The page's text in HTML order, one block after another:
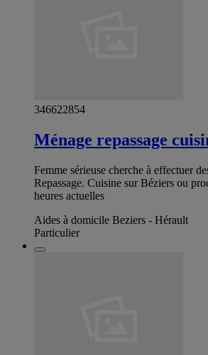
346622854
Ménage repassage
Femme sérieuse cherche à effectuer
Repassage. Cuisine sur Béziers ou
heures actuelles
Aides à domicile Beziers - Hérault
Particulier